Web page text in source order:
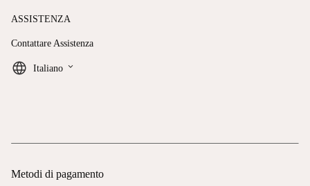
ASSISTENZA
Contattare Assistenza
Italiano keyboard_arrow_down
Metodi di pagamento